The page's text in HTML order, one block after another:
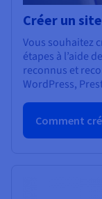
Créer un
Vous souhaitez
étapes à l’aide
reconnus et
WordPress,
Comment